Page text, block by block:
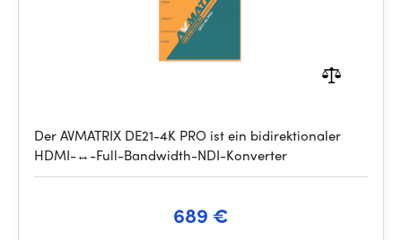
Der AVMATRIX DE21-4K PRO ist ein bidirektionaler
HDMI-↔-Full-Bandwidth-NDI-Konverter
689 €